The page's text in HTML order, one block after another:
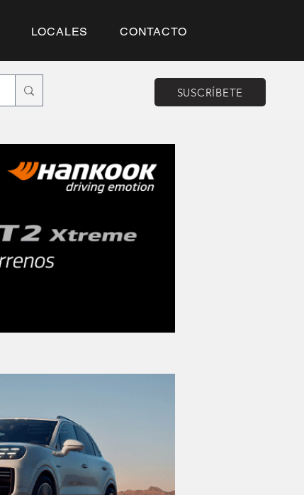
LOCALES CONTACTO
SUSCRÍBETE